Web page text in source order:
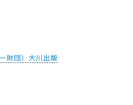
財団）大川出版